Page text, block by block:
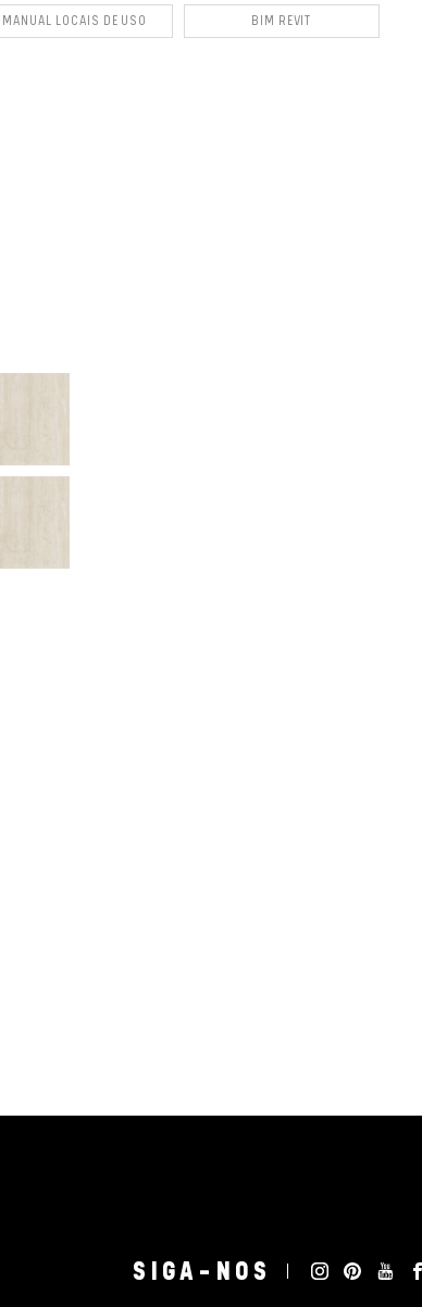
MANUAL LOCAIS DE USO BIM REVIT
SIGA-NOS